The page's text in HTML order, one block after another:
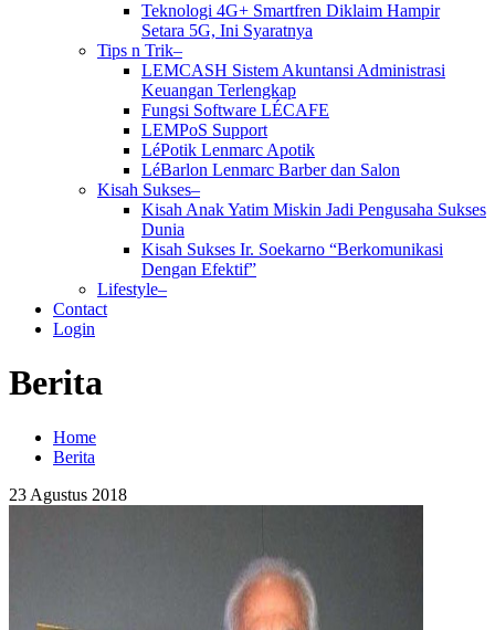
Teknologi 4G+ Smartfren Diklaim Hampir
Setara 5G, Ini Syaratnya
Tips n Trik–
LEMCASH Sistem Akuntansi Administrasi
Keuangan Terlengkap
Fungsi Software LÉCAFE
LEMPoS Support
LéPotik Lenmarc Apotik
LéBarlon Lenmarc Barber dan Salon
Kisah Sukses–
Kisah Anak Yatim Miskin Jadi Pengusaha Sukses
Dunia
Kisah Sukses Ir. Soekarno “Berkomunikasi
Dengan Efektif”
Lifestyle–
Contact
Login
Berita
Home
Berita
23 Agustus 2018